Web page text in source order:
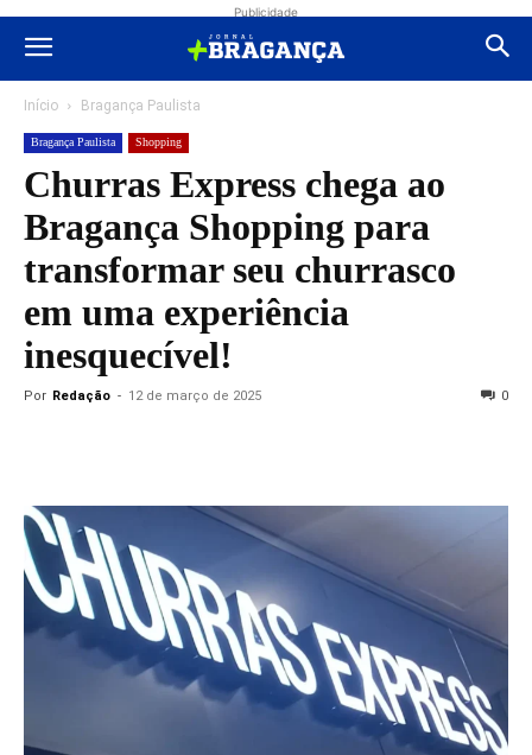
Publicidade
Início Bragança Paulista
Bragança Paulista Shopping
Churras Express chega ao
Bragança Shopping para
transformar seu churrasco
em uma experiência
inesquecível!
Por Redação - 12 de março de 2025 0